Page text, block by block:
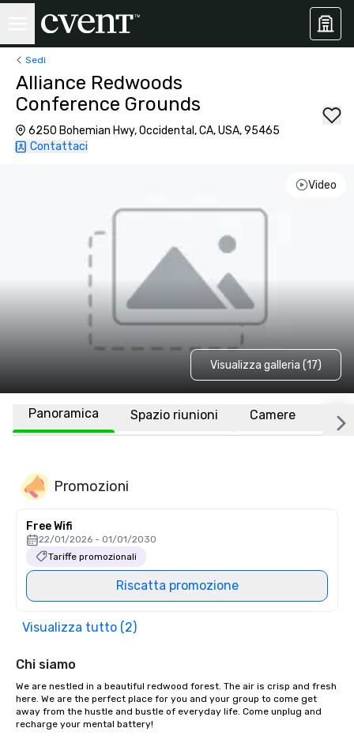
Sedi
Alliance Redwoods
Conference Grounds
6250 Bohemian Hwy, Occidental, CA, USA, 95465
Contattaci
Video
Visualizza galleria (17)
Panoramica Spazio riunioni Camere
Promozioni
Free Wifi
22/01/2026 - 01/01/2030
Tariffe promozionali
Riscatta promozione
Visualizza tutto (2)
Chi siamo
We are nestled in a beautiful redwood forest. The air is crisp and fresh
here. We are the perfect place for you and your group to come get
away from the hustle and bustle of everyday life. Come unplug and
recharge your mental battery!